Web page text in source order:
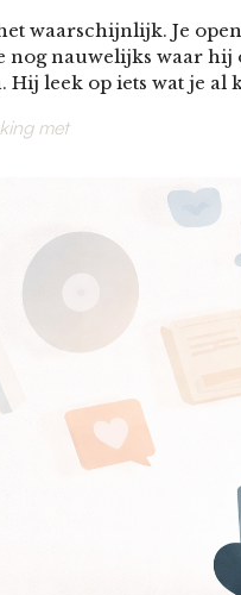
waarschijnlijk. Je
nog nauwelijks waar
Hij leek op iets wat je
met